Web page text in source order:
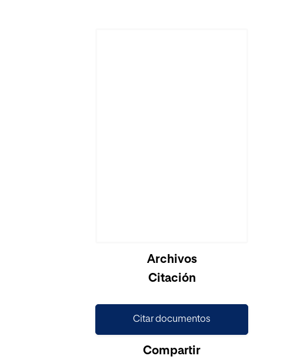
Archivos
Citación
Citar documentos
Compartir